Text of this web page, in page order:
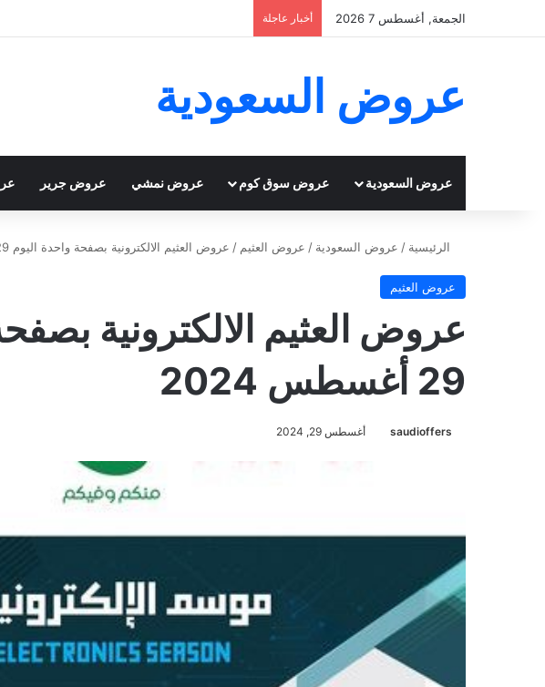
الجمعة, أغسطس 7 2026 أخبار عاجلة
عروض السعودية
عروض السعودية عروض سوق كوم عروض نمشي عروض جرير
الرئيسية / عروض السعودية / عروض العثيم / عروض العثيم الالكترونية بصفحة واحدة اليوم 29 أغسطس 2024
عروض العثيم
عروض العثيم الالكترونية
29 أغسطس 2024
saudioffers أغسطس 29, 2024